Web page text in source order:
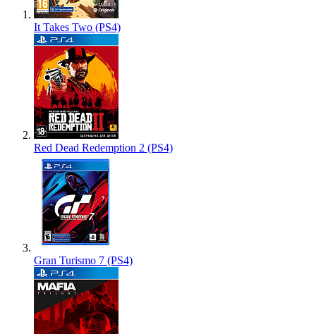
It Takes Two (PS4)
Red Dead Redemption 2 (PS4)
Gran Turismo 7 (PS4)